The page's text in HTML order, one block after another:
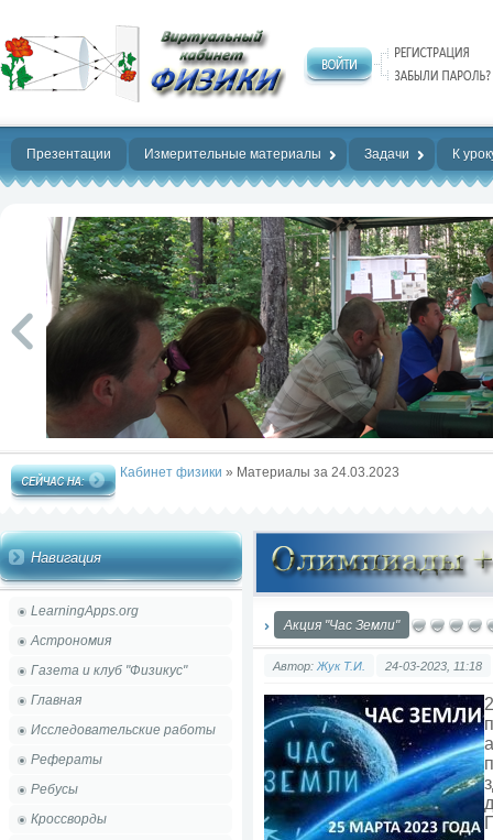
Нет предела
совершенству!
Презентации Измерительные материалы Задачи К
Кабинет физики » Материалы за 24.03.2023
Навигация
LearningApps.org
Астрономия
Газета и клуб "Физикус"
Главная
Исследовательские работы
Рефераты
Ребусы
Кроссворды
Акция "Час Земли"
Автор: Жук Т.И. 24-03-2023, 11:18